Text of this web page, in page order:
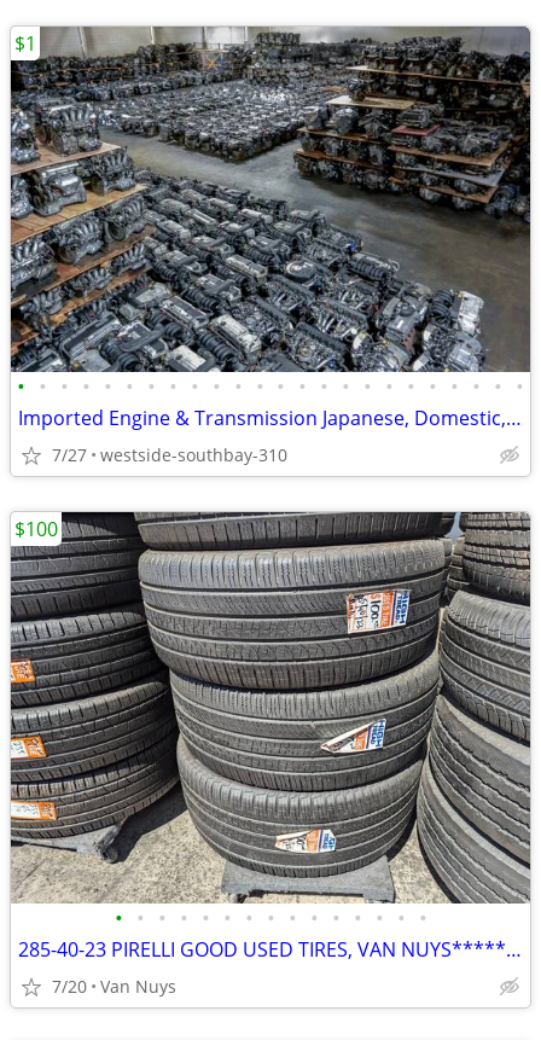
• • • • • • • • • • • • • • • • • • • • • • • •
Imported Engine & Transmission Japanese, Domestic, European & Korean
7/27 westside-southbay-310
$1
• • • • • • • • • • • • • • •
285-40-23 PIRELLI GOOD USED TIRES, VAN NUYS******************$100 EACH
7/20 Van Nuys
$100